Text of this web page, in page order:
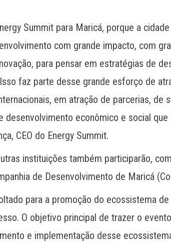
Summit para Maricá, porque a
com grande impacto, com
para pensar em estratégias de
faz parte desse grande esforço de
em atração de parcerias, de
desenvolvimento econômico e social
CEO do Energy Summit.
instituições também participarão,
de Desenvolvimento de Maricá
para a promoção do ecossistema
O objetivo principal de trazer o
e implementação desse